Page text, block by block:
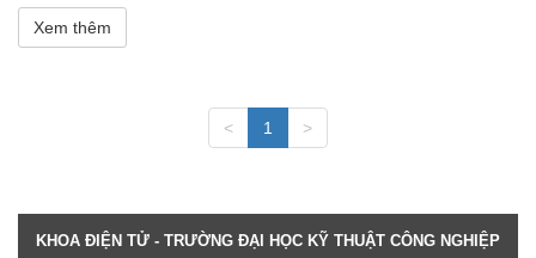
Xem thêm
< 1 >
KHOA ĐIỆN TỬ - TRƯỜNG ĐẠI HỌC KỸ THUẬT CÔNG NGHIỆP